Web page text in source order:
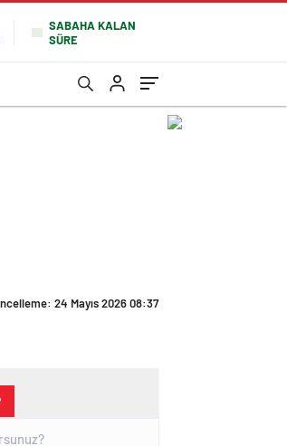
SABAHA KALAN
SÜRE
24 Mayıs 2026 08:37